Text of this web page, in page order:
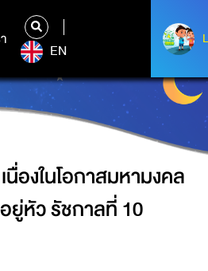
EN
Login
ชพิธีบรมราชาภิเษก”
องในโอกาสมหามงคล
ยู่หัว รัชกาลที่ 10